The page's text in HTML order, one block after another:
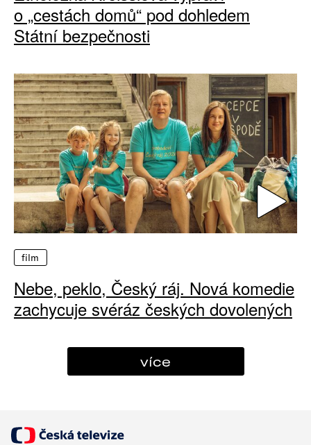
o „cestách domů“ pod dohledem
Státní bezpečnosti
film
Nebe, peklo, Český ráj. Nová komedie
zachycuje svéráz českých dovolených
více